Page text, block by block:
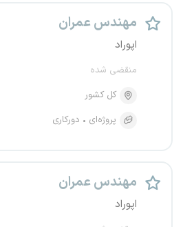
مهندس عمران
اپوراد
منقضی شده
کل کشور
پروژه‌ای
دورکاری
مهندس عمران
اپوراد